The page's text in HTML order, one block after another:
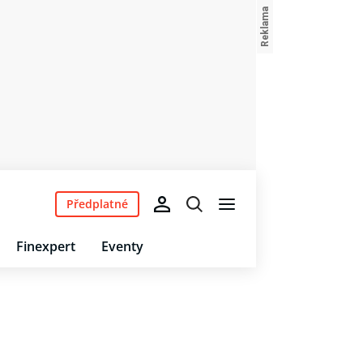
Finexpert Eventy
Předplatné